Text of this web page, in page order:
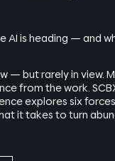
AI is heading — and
— but rarely in view.
from the work.
explores six
it takes to turn